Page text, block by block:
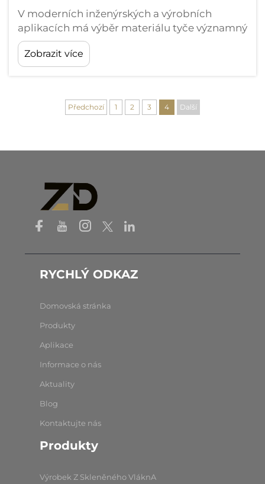
V moderních inženýrských a výrobních
aplikacích má výběr materiálu tyče významný
dopad na výkon, životnost a celkový úspěch
projektu. Uhlíková tyč se ukázala jako
revoluční alternativa k tradičním kovovým
Zobrazit více
Předchozí 1 2 3 4 Další
RYCHLÝ ODKAZ
Domovská stránka
Produkty
Aplikace
Informace o nás
Aktuality
Blog
Kontaktujte nás
Produkty
Výrobek Z Skleněného VláknA